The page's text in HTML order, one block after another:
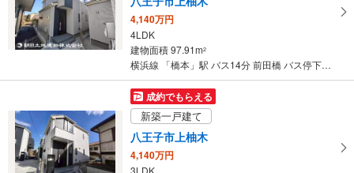
《多機能トイレ》
・改札内
【京王電鉄】
・改札外（南口１Ｆ）
その他
【ＪＲ】
・点字運賃表
る
・
条
イ
ペ
ー
ジ
4,140万円
4LDK
建物面積 97.91m2
横浜線 「橋本」駅 バス14分 前田橋 バス停下車 徒歩9分
成約でもらえる
新築一戸建て
八王子市上柚木
4,140万円
3LDK